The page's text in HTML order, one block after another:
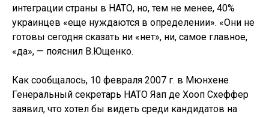
интеграции страны в НАТО, но, тем не менее, 40%
украинцев «еще нуждаются в определении». «Они не
готовы сегодня сказать ни «нет», ни, самое главное,
«да», — пояснил В.Ющенко.
Как сообщалось, 10 февраля 2007 г. в Мюнхене
Генеральный секретарь НАТО Яап де Хооп Схеффер
заявил, что хотел бы видеть среди кандидатов на